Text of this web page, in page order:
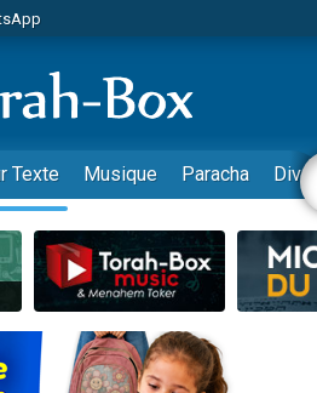
de Vacances Pour les Enfants
Zoom
80 ans, dans un appartement insalubre
de vacances aux Orphelins
Texte Musique Paracha